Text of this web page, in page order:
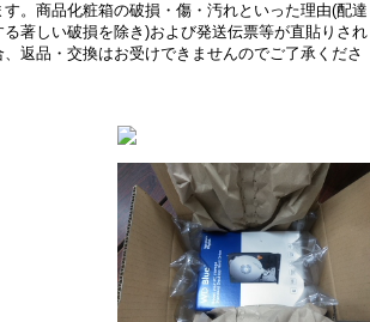
。商品化粧箱の破損・傷・汚れといった理由(配達
著しい破損を除き)および発送伝票等が直貼りされ
返品・交換はお受けできませんのでご了承くださ